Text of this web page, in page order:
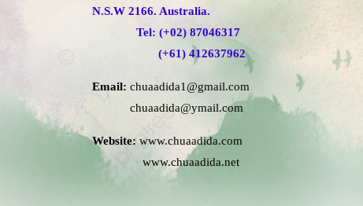
N.S.W 2166. Australia.
Tel: (+02) 87046317
(+61) 412637962
Email: chuaadida1@gmail.com
chuaadida@ymail.com
Website: www.chuaadida.com
www.chuaadida.net